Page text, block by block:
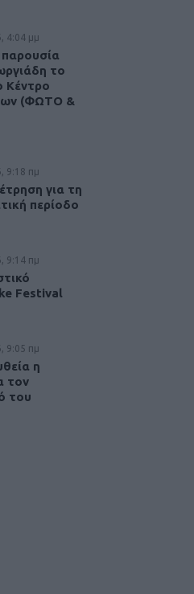
4:04 μμ
παρουσία
το
Κέντρο
(ΦΩΤΟ &
9:18 πμ
για τη
περίοδο
9:14 πμ
Festival
9:05 πμ
η
τον
του